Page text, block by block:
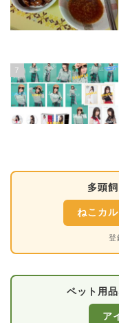
7
多頭
ねこカ
登
ペット用
ア